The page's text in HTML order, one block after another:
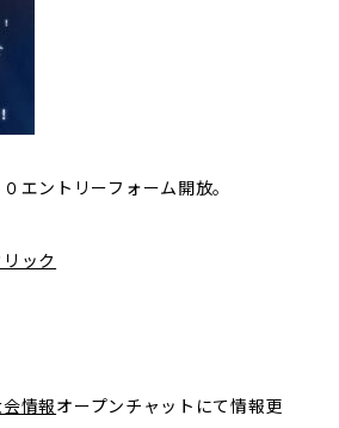
エントリーフォーム開放。
ック
情報オープンチャットにて情報更